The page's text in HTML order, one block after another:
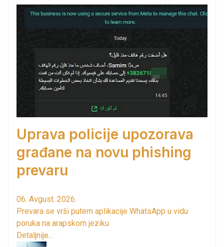
Uprava policije upozorava
građane na novu phishing
prevaru
06. Avgust. 2026.
Prevara se vrši putem aplikacije WhatsApp u vidu
poruka na arapskom jeziku
Detaljnije...